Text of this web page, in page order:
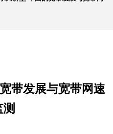
带发展与宽带网速
测